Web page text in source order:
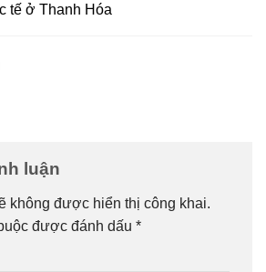
tế ở Thanh Hóa
luận
không được hiển thị công khai.
được đánh dấu *